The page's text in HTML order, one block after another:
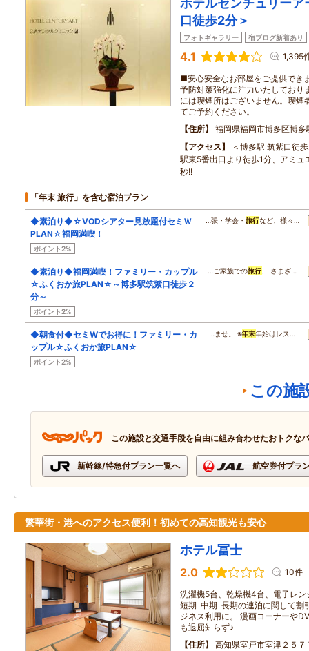
ホテルセンチュリーア
口徒歩2分＞
フォトギャラリー 宿ブログ新着あり
4.1 1,395
■安心安全なお部屋をご提供でき
予防対策強化に注力いたしてお
には喫煙所はございません。喫煙
てご予約ください。
住所
福岡県福岡市博多区博
アクセス
＜博多駅 筑紫口徒
駅東5番出口より徒歩1分、アミ
秒!!
「年末 旅行」を含む宿泊プラン
◆素泊り◆☆VODシアター見放題付セミＷ
PLAN☆福岡満喫！
ポイント2%
…張・学会・ 旅行など、様々…
◆素泊り◆福岡満喫！ファミリー・カップル
☆ふくおか旅PLAN☆～博多駅筑紫口徒歩２
分～
ポイント2%
…ご家族での旅行、 さまざ…
◆朝食付◆セミWでお得に！ファミリー・カ
ップル☆ふくおか旅PLAN☆
ポイント2%
…ませ。 ※年末年始はレス…
この施
この施設と交通手段を自由に組み合わせたおトクな
新幹線/特急付プラン一覧へ 航空券付プラ
繁華街・港へのアクセス便利！初めての高知観光も安心
ホテル冨士
2.0 10件
洗濯機5台、乾燥機4台、電子レ
短期･中期･長期の連泊に関して割
ジネス利用に。 漫画コーナーや
も退屈知らず♪
住所
高知県室戸市室津２５７